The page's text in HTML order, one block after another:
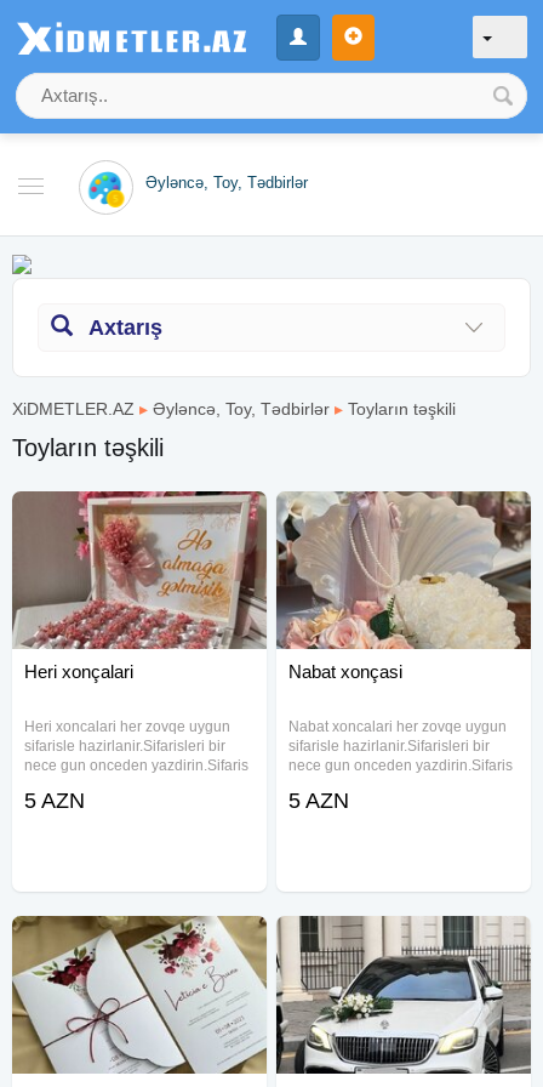
Əyləncə, Toy, Tədbirlər
Axtarış
XiDMETLER.AZ ▸ Əyləncə, Toy, Tədbirlər ▸ Toyların təşkili
Toyların təşkili
Heri xonçalari
Heri xoncalari her zovqe uygun
sifarisle hazirlanir.Sifarisleri bir
nece gun onceden yazdirin.Sifaris
5 AZN
Nabat xonçasi
Nabat xoncalari her zovqe uygun
sifarisle hazirlanir.Sifarisleri bir
nece gun onceden yazdirin.Sifaris
5 AZN